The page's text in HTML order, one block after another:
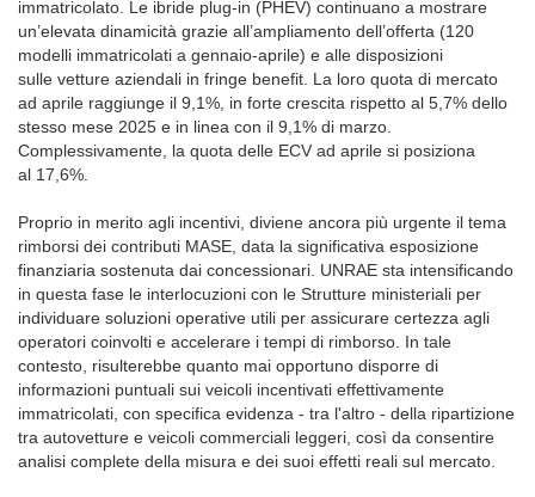
immatricolato. Le ibride plug-in (PHEV) continuano a mostrare
un’elevata dinamicità grazie all’ampliamento dell’offerta (120
modelli immatricolati a gennaio-aprile) e alle disposizioni
sulle vetture aziendali in fringe benefit. La loro quota di mercato
ad aprile raggiunge il 9,1%, in forte crescita rispetto al 5,7% dello
stesso mese 2025 e in linea con il 9,1% di marzo.
Complessivamente, la quota delle ECV ad aprile si posiziona
al 17,6%.
Proprio in merito agli incentivi, diviene ancora più urgente il tema
rimborsi dei contributi MASE, data la significativa esposizione
finanziaria sostenuta dai concessionari. UNRAE sta intensificando
in questa fase le interlocuzioni con le Strutture ministeriali per
individuare soluzioni operative utili per assicurare certezza agli
operatori coinvolti e accelerare i tempi di rimborso. In tale
contesto, risulterebbe quanto mai opportuno disporre di
informazioni puntuali sui veicoli incentivati effettivamente
immatricolati, con specifica evidenza - tra l'altro - della ripartizione
tra autovetture e veicoli commerciali leggeri, così da consentire
analisi complete della misura e dei suoi effetti reali sul mercato.